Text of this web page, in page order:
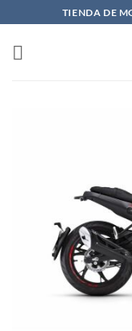
al
contenido
TIENDA DE